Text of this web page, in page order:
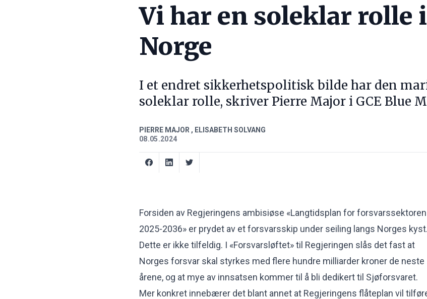
Vi har en soleklar rolle
Norge
I et endret sikkerhetspolitisk bilde har den
soleklar rolle, skriver Pierre Major i GCE Blue
PIERRE MAJOR , ELISABETH SOLVANG
08.05.2024
Forsiden av Regjeringens ambisiøse «Langtidsplan for forsvarssektoren
2025-2036» er prydet av et forsvarsskip under seiling langs Norges kyst.
Dette er ikke tilfeldig. I «Forsvarsløftet» til Regjeringen slås det fast at
Norges forsvar skal styrkes med flere hundre milliarder kroner de neste
årene, og at mye av innsatsen kommer til å bli dedikert til Sjøforsvaret.
Mer konkret innebærer det blant annet at Regjeringens flåteplan vil